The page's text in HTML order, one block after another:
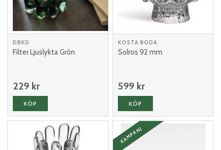
DBKD
Filter Ljuslykta Grön
229 kr
KÖP
KOSTA BODA
Solros 92 mm
599 kr
KÖP
KAMPANJ